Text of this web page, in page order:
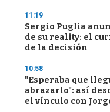
11:19
Sergio Puglia
de su reality: el
de la decisión
10:58
"Esperaba que
abrazarlo": así
el vínculo con